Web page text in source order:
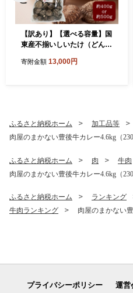
【訳あり】【選べる容量】国
東産不揃いしいたけ（どん
寄附金額 13,000円
ふるさと納税ホーム 加工品等
肉屋のまかない豊後牛カレー4.6kg（
ふるさと納税ホーム 肉
牛肉
肉屋のまかない豊後牛カレー4.6kg（
ふるさと納税ホーム ランキング
牛肉ランキング
肉屋のまかない
プライバシーポリシー 運営